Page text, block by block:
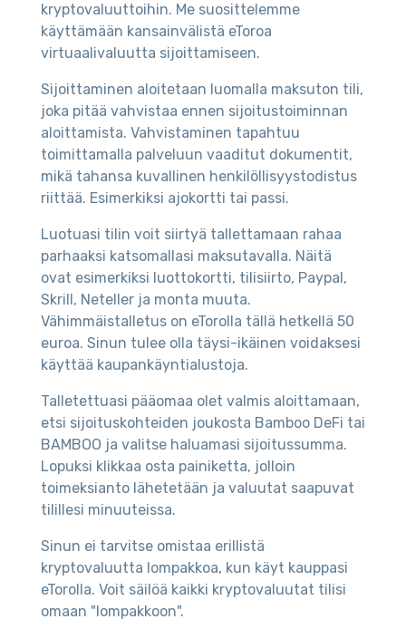
kryptovaluuttoihin. Me suosittelemme
käyttämään kansainvälistä eToroa
virtuaalivaluutta sijoittamiseen.
Sijoittaminen aloitetaan luomalla maksuton tili,
joka pitää vahvistaa ennen sijoitustoiminnan
aloittamista. Vahvistaminen tapahtuu
toimittamalla palveluun vaaditut dokumentit,
mikä tahansa kuvallinen henkilöllisyystodistus
riittää. Esimerkiksi ajokortti tai passi.
Luotuasi tilin voit siirtyä tallettamaan rahaa
parhaaksi katsomallasi maksutavalla. Näitä
ovat esimerkiksi luottokortti, tilisiirto, Paypal,
Skrill, Neteller ja monta muuta.
Vähimmäistalletus on eTorolla tällä hetkellä 50
euroa. Sinun tulee olla täysi-ikäinen voidaksesi
käyttää kaupankäyntialustoja.
Talletettuasi pääomaa olet valmis aloittamaan,
etsi sijoituskohteiden joukosta Bamboo DeFi tai
BAMBOO ja valitse haluamasi sijoitussumma.
Lopuksi klikkaa osta painiketta, jolloin
toimeksianto lähetetään ja valuutat saapuvat
tilillesi minuuteissa.
Sinun ei tarvitse omistaa erillistä
kryptovaluutta lompakkoa, kun käyt kauppasi
eTorolla. Voit säilöä kaikki kryptovaluutat tilisi
omaan "lompakkoon".